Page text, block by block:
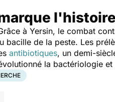
à Yersin, le combat
bacille de la peste. Les
antibiotiques, un demi-
la bactériologie